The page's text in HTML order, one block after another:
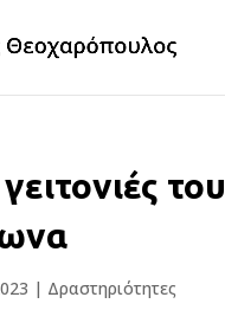
του
| Δραστηριότητες